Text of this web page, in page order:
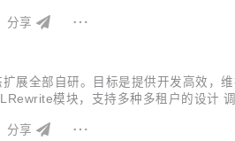
分享
展全部自研。目标是提供开发高效，
模块，支持多种多租户的设
分享